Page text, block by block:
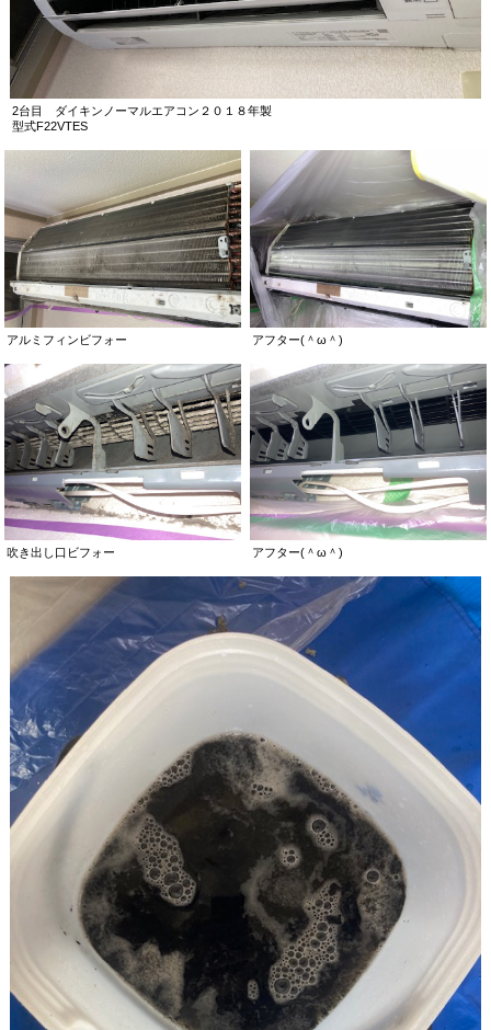
2台目 ダイキンノーマルエアコン２０１８年製
型式F22VTES
アルミフィンビフォー アフター(＾ω＾)
吹き出し口ビフォー アフター(＾ω＾)